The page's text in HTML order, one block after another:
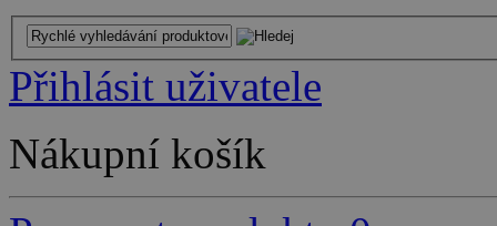
Přihlásit uživatele
Nákupní košík